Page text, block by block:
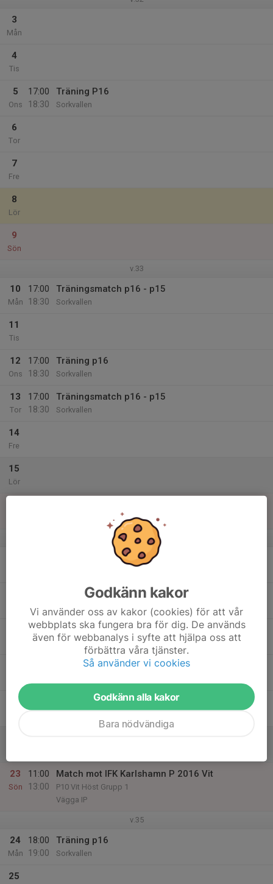
3
Mån
4
Tis
5
Ons
17:00
18:30
Träning P16
Sorkvallen
6
Tor
7
Fre
8
Lör
9
Sön
v.33
10
Mån
17:00
18:30
Träningsmatch p16 - p15
Sorkvallen
11
Tis
12
Ons
17:00
18:30
Träning p16
Sorkvallen
13
Tor
17:00
18:30
Träningsmatch p16 - p15
Sorkvallen
14
Fre
15
Lör
v.34
17:00
18:30
Träning p16
Sorkvallen
Extra träning med p15
21
23
Sön
11:00
13:00
Match mot IFK Karlshamn P 2016 Vit
P10 Vit Höst Grupp 1
Vägga IP
v.35
24
Mån
18:00
19:00
Träning p16
Sorkvallen
25
Godkänn kakor
Vi använder oss av kakor (cookies) för att vår
webbplats ska fungera bra för dig. De används
även för webbanalys i syfte att hjälpa oss att
förbättra våra tjänster.
Så använder vi cookies
Godkänn alla kakor
Bara nödvändiga